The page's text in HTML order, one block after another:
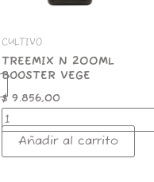
CULTIVO
TREEMIX N 200ML
BOOSTER VEGE
$9.856,00
Añadir al carrito